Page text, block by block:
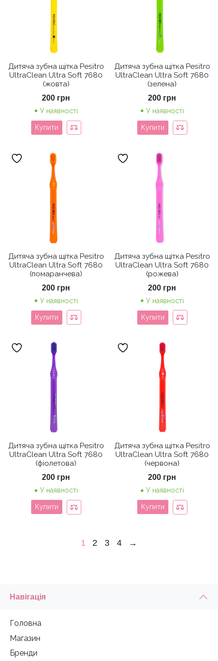
Дитяча зубна щітка Pesitro
UltraClean Ultra Soft 7680
(жовта)
200 грн
У наявності
Купити
Дитяча зубна щітка Pesitro
UltraClean Ultra Soft 7680
(зелена)
200 грн
У наявності
Купити
Дитяча зубна щітка Pesitro
UltraClean Ultra Soft 7680
(помаранчева)
200 грн
У наявності
Купити
Дитяча зубна щітка Pesitro
UltraClean Ultra Soft 7680
(рожева)
200 грн
У наявності
Купити
Дитяча зубна щітка Pesitro
UltraClean Ultra Soft 7680
(фіолетова)
200 грн
У наявності
Купити
Дитяча зубна щітка Pesitro
UltraClean Ultra Soft 7680
(червона)
200 грн
У наявності
Купити
1 2 3 4 →
Навігація
Головна
Магазин
Бренди